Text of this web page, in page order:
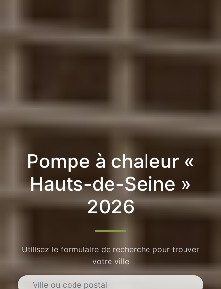
Pompe à chaleur «
Hauts-de-Seine »
2026
Utilisez le formulaire de recherche pour trouver
votre ville